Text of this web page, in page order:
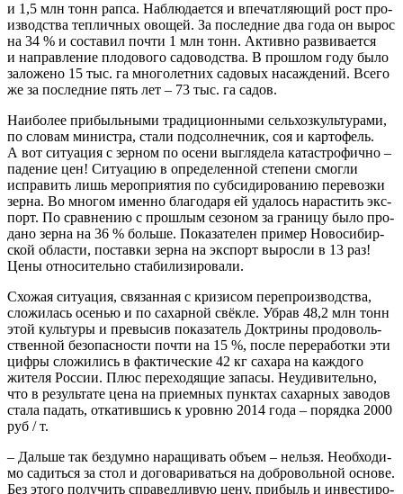
и 1,5 млн тонн рап­са. Наблю­да­ет­ся и впе­чат­ля­ю­щий рост про­
из­вод­ства теп­лич­ных ово­щей. За послед­ние два года он вырос
на 34 % и соста­вил почти 1 млн тонн. Актив­но раз­ви­ва­ет­ся
и направ­ле­ние пло­до­во­го садо­вод­ства. В про­шлом году было
зало­же­но 15 тыс. га мно­го­лет­них садо­вых насаж­де­ний. Все­го
же за послед­ние пять лет – 73 тыс. га садов.
Наи­бо­лее при­быль­ны­ми тра­ди­ци­он­ны­ми сель­хоз­куль­ту­ра­ми,
по сло­вам мини­стра, ста­ли под­сол­неч­ник, соя и кар­то­фель.
А вот ситу­а­ция с зер­ном по осе­ни выгля­де­ла ката­стро­фич­но –
паде­ние цен! Ситу­а­цию в опре­де­лен­ной сте­пе­ни смог­ли
испра­вить лишь меро­при­я­тия по суб­си­ди­ро­ва­нию пере­воз­ки
зер­на. Во мно­гом имен­но бла­го­да­ря ей уда­лось нарас­тить экс­
порт. По срав­не­нию с про­шлым сезо­ном за гра­ни­цу было про­
да­но зер­на на 36 % боль­ше. Пока­за­те­лен при­мер Ново­си­бир­
ской обла­сти, постав­ки зер­на на экс­порт вырос­ли в 13 раз!
Цены отно­си­тель­но стабилизировали.
Схо­жая ситу­а­ция, свя­зан­ная с кри­зи­сом пере­про­из­вод­ства,
сло­жи­лась осе­нью и по сахар­ной свёк­ле. Убрав 48,2 млн тонн
этой куль­ту­ры и пре­вы­сив пока­за­тель Док­три­ны про­до­воль­
ствен­ной без­опас­но­сти почти на 15 %, после пере­ра­бот­ки эти
циф­ры сло­жи­лись в фак­ти­че­ские 42 кг саха­ра на каж­до­го
жите­ля Рос­сии. Плюс пере­хо­дя­щие запа­сы. Неуди­ви­тель­но,
что в резуль­та­те цена на при­ем­ных пунк­тах сахар­ных заво­дов
ста­ла падать, отка­тив­шись к уров­ню 2014 года – поряд­ка 2000
руб / т.
– Даль­ше так без­дум­но нара­щи­вать объ­ем – нель­зя. Необ­хо­ди­
мо садить­ся за стол и дого­ва­ри­вать­ся на доб­ро­воль­ной осно­ве.
Без это­го полу­чить спра­вед­ли­вую цену, при­быль и инве­сти­ро­